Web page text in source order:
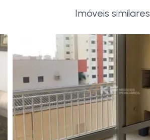
Imóveis similares